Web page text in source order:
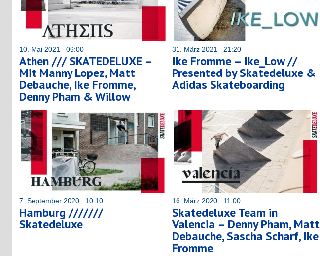
10. Mai 2021 06:00
Athen /// SKATEDELUXE –
Mit Manny Lopez, Matt
Debauche, Ike Fromme,
Denny Pham & Willow
31. März 2021 21:20
Ike Fromme – Ike_Low //
Presented by Skatedeluxe &
Adidas Skateboarding
7. September 2020 10:10
Hamburg ///////
Skatedeluxe
16. März 2020 11:00
Skatedeluxe Team in
Valencia – Denny Pham, Matt
Debauche, Sascha Scharf, Ike
Fromme